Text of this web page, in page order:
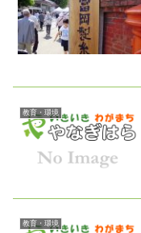
教育・環境
教育・環境